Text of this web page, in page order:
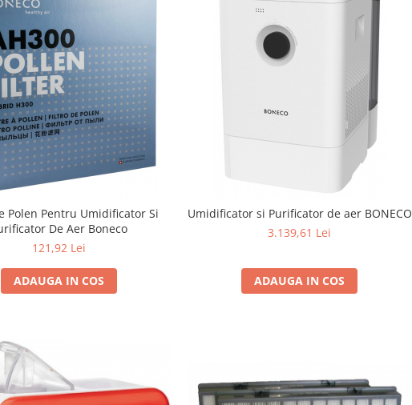
Polen Pentru Umidificator Si
De Aer Boneco
121,92 Lei
ADAUGA IN COS
Umidificator si Purificator de aer BONECO
3.139,61 Lei
ADAUGA IN COS